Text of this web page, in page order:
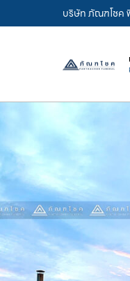
บริษัท ภัณฑโชค